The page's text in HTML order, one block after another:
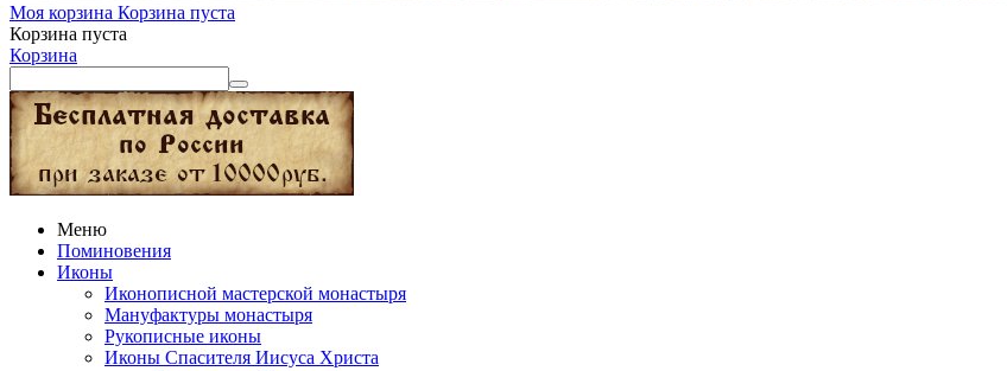
Моя корзина Корзина пуста
Корзина пуста
Корзина
Меню
Поминовения
Иконы
Иконописной мастерской монастыря
Мануфактуры монастыря
Рукописные иконы
Иконы Спасителя Иисуса Христа